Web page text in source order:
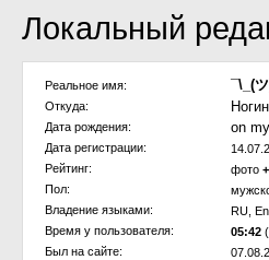
Локальный
Реальное имя: ¯⁠\⁠_⁠(⁠
Откуда:
Дата рождения: on
Дата регистрации:
Рейтинг:
фото
Пол:
Владение языками:
RU,
Время у пользователя:
05:42
Был на сайте: